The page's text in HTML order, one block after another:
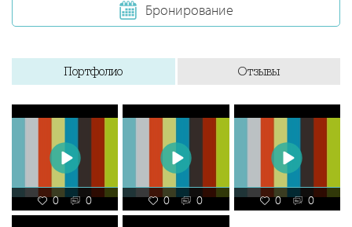
Бронирование
Портфолио Отзывы
0 0 0 0 0 0